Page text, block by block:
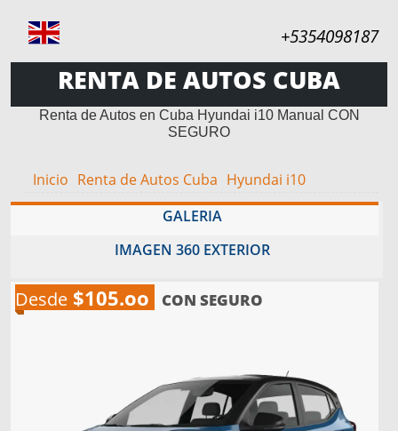
+5354098187
RENTA DE AUTOS CUBA
Renta de Autos en Cuba Hyundai i10 Manual CON
SEGURO
Inicio Renta de Autos Cuba Hyundai i10
GALERIA
IMAGEN 360 EXTERIOR
Desde $105.oo CON SEGURO